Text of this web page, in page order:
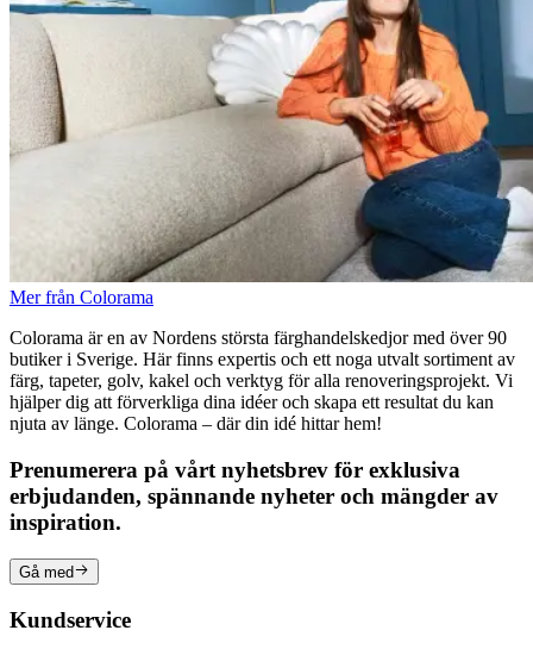
Mer från Colorama
Colorama är en av Nordens största färghandelskedjor med över 90
butiker i Sverige. Här finns expertis och ett noga utvalt sortiment av
färg, tapeter, golv, kakel och verktyg för alla renoveringsprojekt. Vi
hjälper dig att förverkliga dina idéer och skapa ett resultat du kan
njuta av länge. Colorama – där din idé hittar hem!
Prenumerera på vårt nyhetsbrev för exklusiva
erbjudanden, spännande nyheter och mängder av
inspiration.
Gå med
Kundservice